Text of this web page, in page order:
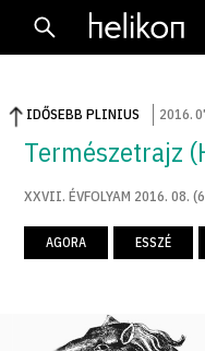
IDŐSEBB PLINIUS 2016.
Természetrajz
XXVII. ÉVFOLYAM 2016. 08.
AGORA ESSZÉ